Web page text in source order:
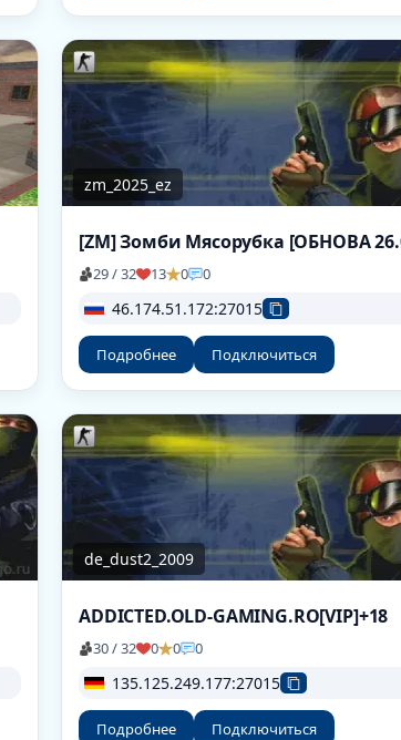
zm_2025_ez
29 / 32 13 0 0
46.174.51.172:27015
Подробнее Подключиться
de_dust2_2009
ADDICTED.OLD-GAMING.RO[VIP]+18
30 / 32 0 0 0
135.125.249.177:27015
Подробнее Подключиться